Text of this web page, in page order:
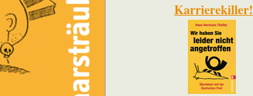
Karrierekiller!